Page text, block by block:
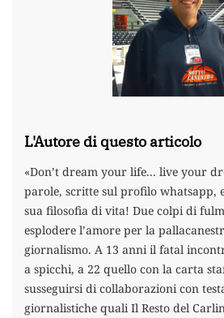
L'Autore di questo articolo
«Don’t dream your life... live your
parole, scritte sul profilo whatsapp,
sua filosofia di vita! Due colpi di
esplodere l’amore per la
giornalismo. A 13 anni il fatal
a spicchi, a 22 quello con la carta
susseguirsi di collaborazioni con
giornalistiche quali Il Resto del